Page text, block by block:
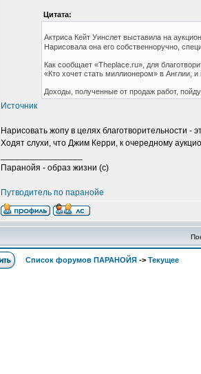
Цитата:
Актриса Кейт Уинслет выставила на
Нарисовала она его собственноручно,
Как сообщает «Theplace.ru», для
«Кто хочет стать миллионером» в Англии,
Доходы, полученные от продаж работ,
Источник
Нарисовать жопу в целях благотворительности -
Ходят слухи, что Джим Керри, к очередному
Паранойя - образ жизни (с)
Путводитель по паранойе
Список форумов ПАРАНОЙЯ -> Текущее